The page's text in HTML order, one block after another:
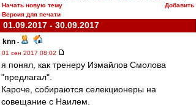
Начать новую тему
Добавить
Версия для печати
01.09.2017 - 30.09.2017
knn -
01 сен 2017 08:02
я понял, как тренеру Измайлов Смолова
"предлагал".
Кароче, собираются селекционеры на
совещание с Наилем.